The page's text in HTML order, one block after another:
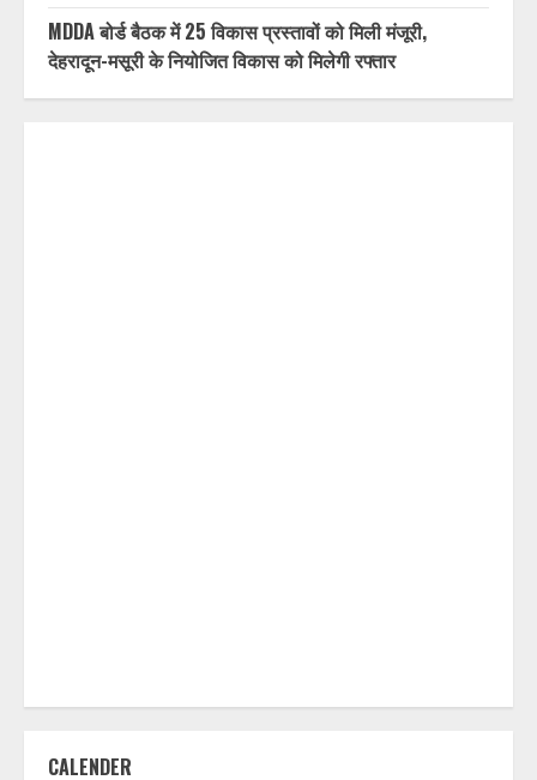
MDDA बोर्ड बैठक में 25 विकास प्रस्तावों को मिली मंजूरी,
देहरादून-मसूरी के नियोजित विकास को मिलेगी रफ्तार
CALENDER